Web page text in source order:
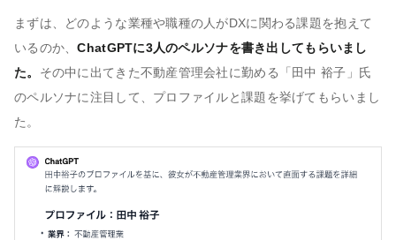
まずは、どのような業種や職種の人がDXに関わる課題を抱えて
いるのか、ChatGPTに3人のペルソナを書き出してもらいまし
た。 その中に出てきた不動産管理会社に勤める「田中 裕子」氏
のペルソナに注目して、プロファイルと課題を挙げてもらいまし
た。